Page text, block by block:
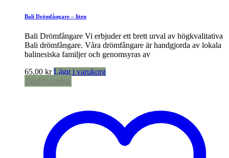
Bali Drömfångare – liten
Bali Drömfångare Vi erbjuder ett brett urval av högkvalitativa
Bali drömfångare. Våra drömfångare är handgjorda av lokala
balinesiska familjer och genomsyras av
65,00 kr Lägg i varukorg
Snabbvisning